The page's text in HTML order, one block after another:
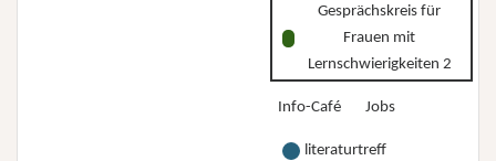
Gesprächskreis für
Frauen mit
Lernschwierigkeiten 2
Info-Café Jobs
literaturtreff